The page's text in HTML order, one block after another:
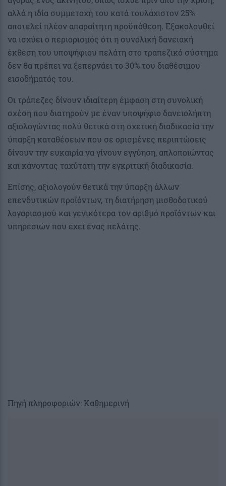
αλλά η ιδία συμμετοχή του κατά τουλάχιστον 25%
αποτελεί πλέον απαραίτητη προϋπόθεση. Εξακολουθεί
να ισχύει ο περιορισμός ότι η συνολική δανειακή
έκθεση του υποψήφιου πελάτη στο τραπεζικό σύστημα
δεν θα πρέπει να ξεπερνάει το 30% του διαθέσιμου
εισοδήματός του.
Οι τράπεζες δίνουν ιδιαίτερη έμφαση στη συνολική
σχέση που διατηρούν με έναν υποψήφιο δανειολήπτη
αξιολογώντας πολύ θετικά στη σχετική διαδικασία την
ύπαρξη καταθέσεων που σε ορισμένες περιπτώσεις
δίνουν την ευκαιρία να γίνουν εγγύηση, απλοποιώντας
και κάνοντας ταχύτατη την εγκριτική διαδικασία.
Επίσης, αξιολογούν θετικά την ύπαρξη άλλων
επενδυτικών προϊόντων, τη διατήρηση μισθοδοτικού
λογαριασμού και γενικότερα τον αριθμό προϊόντων και
υπηρεσιών που έχει ένας πελάτης.
Πηγή πληροφοριών: Καθημερινή